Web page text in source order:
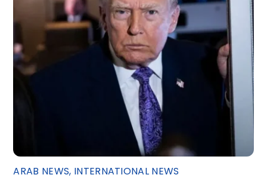
ARAB NEWS, INTERNATIONAL NEWS